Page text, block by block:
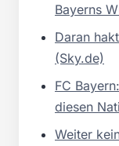
Bayerns
Daran
(Sky.de)
FC
diesen
Weiter